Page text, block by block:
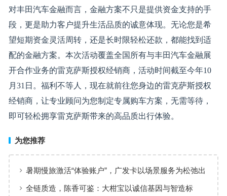
对丰田汽车金融而言，金融方案不只是提供资金支持的手
段，更是助力客户提升生活品质的诚意体现。无论您是希
望短期资金灵活周转，还是长时限轻松还款，都能找到适
配的金融方案。本次活动覆盖全国所有与丰田汽车金融展
开合作业务的雷克萨斯授权经销商，活动时间截至今年10
月31日。福利不等人，现在就前往您身边的雷克萨斯授权
经销商，让专业顾问为您制定专属购车方案，无需等待，
即可轻松拥享雷克萨斯带来的高品质出行体验。
为您推荐
暑期慢旅激活“体验账户”，广发卡以场景服务为松弛出
行添彩
全链质造，陈香可鉴：大柑宝以诚信基因与智造标